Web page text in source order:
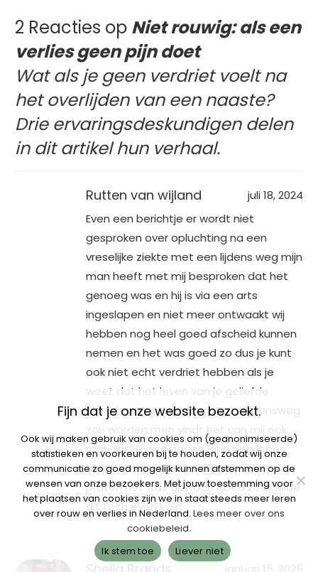
2 Reacties op Niet rouwig: als een
verlies geen pijn doet
Wat als je geen verdriet voelt na
het overlijden van een naaste?
Drie ervaringsdeskundigen delen
in dit artikel hun verhaal.
Rutten van wijland
juli 18, 2024
Even een berichtje er wordt niet
gesproken over opluchting na een
vreselijke ziekte met een lijdens weg mijn
man heeft met mij besproken dat het
genoeg was en hij is via een arts
ingeslapen en niet meer ontwaakt wij
hebben nog heel goed afscheid kunnen
nemen en het was goed zo dus je kunt
ook niet echt verdriet hebben als je
weet dat het leven van je geliefde
steeds meer een uitzichtloze lijdensweg
zou worden men vindt het van mij ook
raar dat 8k niet dagen lang heb lopen
huilen maar er heel nuchter over kon
praten het was gewoon goed zo ik wilde
dit toch even kwijt
januari 15, 2025
Fijn dat je onze website bezoekt.
Ook wij maken gebruik van cookies om (geanonimiseerde)
statistieken en voorkeuren bij te houden, zodat wij onze
communicatie zo goed mogelijk kunnen afstemmen op de
wensen van onze bezoekers. Met jouw toestemming voor
het plaatsen van cookies zijn we in staat steeds meer leren
over rouw en verlies in Nederland. Lees meer over ons
cookiebeleid.
Ik stem toe
Liever niet